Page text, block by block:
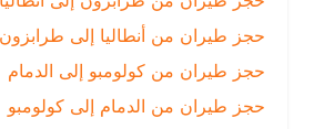
حجز طيران من أنطاليا إلى طرابزون |
حجز طيران من كولومبو إلى الدمام
|
حجز طيران من الدمام إلى كولومبو |